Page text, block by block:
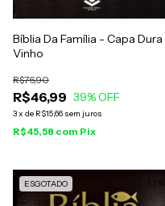
Bíblia Da Família - Capa Dura
Vinho
R$46,99
R$76,90
39% OFF
3x de R$15,66 sem juros
R$45,58 com Pix
1 / 6
ESGOTADO